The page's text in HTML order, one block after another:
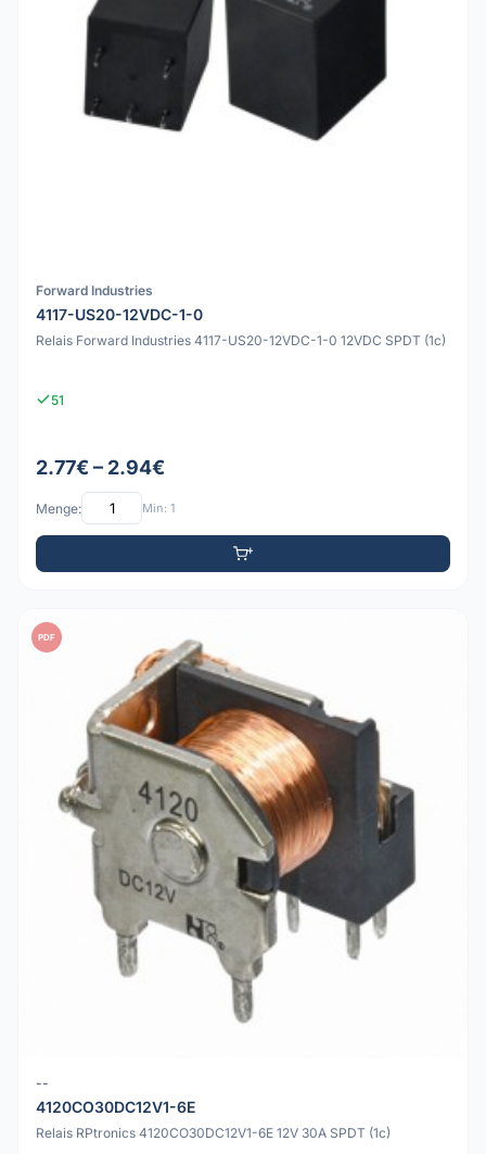
Forward Industries
4117-US20-12VDC-1-0
Relais Forward Industries 4117-US20-12VDC-1-0 12VDC SPDT (1c)
51
2.77€ – 2.94€
Menge: Min: 1
PDF
--
4120CO30DC12V1-6E
Relais RPtronics 4120CO30DC12V1-6E 12V 30A SPDT (1c)